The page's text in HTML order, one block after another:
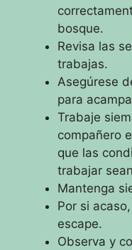
bosque.
Revisa las
trabajas.
Asegúrese
para
Trabaje
compañero
que las
trabajar
Mantenga
Por si
escape.
Observa y